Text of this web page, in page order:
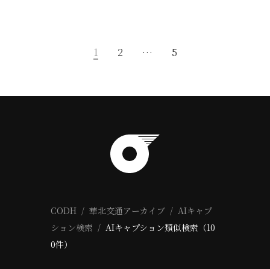
1 2 … 5
CODH 華北交通アーカイブ
AIキャプ
ション検索
AIキャプション類似検索（10
0件）